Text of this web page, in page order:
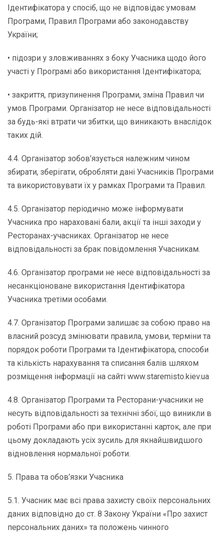
Ідентифікатора у спосіб, що не відповідає умовам
Програми, Правил Програми або законодавству
України;
• підозри у зловживаннях з боку Учасника щодо його
участі у Програмі або використання Ідентифікатора;
• закриття, призупинення Програми, зміна Правил чи
умов Програми. Організатор не несе відповідальності
за будь-які втрати чи збитки, що виникають внаслідок
таких дій.
4.4. Організатор зобов’язується належним чином
збирати, зберігати, обробляти дані Учасників Програми
та використовувати їх у рамках Програми та Правил.
4.5. Організатор періодично може інформувати
Учасника про нараховані бали, акції та інші заходи у
Ресторанах-учасниках. Організатор не несе
відповідальності за брак повідомлення Учасникам.
4.6. Організатор програми не несе відповідальності за
несанкціоноване використання Ідентифікатора
Учасника третіми особами.
4.7. Організатор Програми залишає за собою право на
власний розсуд змінювати правила, умови, терміни та
порядок роботи Програми та Ідентифікатора, способи
та кількість нарахування та списання балів шляхом
розміщення інформації на сайті www.staremisto.kiev.ua
4.8. Організатор Програми та Ресторани-учасники не
несуть відповідальності за технічні збої, що виникли в
роботі Програми або при використанні карток, але при
цьому докладають усіх зусиль для якнайшвидшого
відновлення нормальної роботи.
5. Права та обов’язки Учасника
5.1. Учасник має всі права захисту своїх персональних
даних відповідно до ст. 8 Закону України «Про захист
персональних даних» та положень чинного